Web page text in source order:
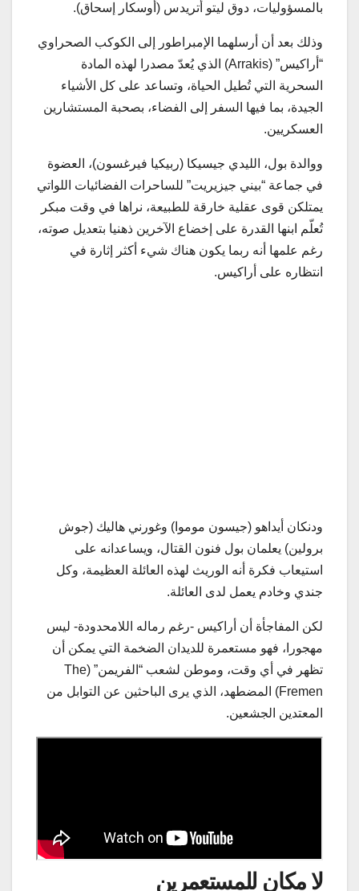
بالمسؤوليات، دوق ليتو أتريدس (أوسكار إسحاق).
وذلك بعد أن أرسلهما الإمبراطور إلى الكوكب الصحراوي
“أراكيس” (Arrakis) الذي يُعدّ مصدرا لهذه المادة
السحرية التي تُطيل الحياة، وتساعد على كل الأشياء
الجيدة، بما فيها السفر إلى الفضاء، بصحبة المستشارين
العسكريين.
ووالدة بول، الليدي جيسيكا (ربيكيا فيرغسون)، العضوة
في جماعة “بيني جيزيريت” للساحرات الفضائيات اللواتي
يمتلكن قوى عقلية خارقة للطبيعة، نراها في وقت مبكر
تُعلّم ابنها القدرة على إخضاع الآخرين ذهنيا بتعديل صوته،
رغم علمها أنه ربما يكون هناك شيء أكثر إثارة في
انتظاره على أراكيس.
ودنكان أيداهو (جيسون موموا) وغورني هاليك (جوش
برولين) يعلمان بول فنون القتال، ويساعدانه على
استيعاب فكرة أنه الوريث لهذه العائلة العظيمة، وكل
جندي وخادم يعمل لدى العائلة.
لكن المفاجأة أن أراكيس -رغم رماله اللامحدودة- ليس
مهجورا، فهو مستعمرة للديدان الضخمة التي يمكن أن
تظهر في أي وقت، وموطن لشعب “الفريمن” (The
Fremen) المضطهد، الذي يرى الباحثين عن التوابل من
المعتدين الجشعين.
لا مكان للمستعمرين